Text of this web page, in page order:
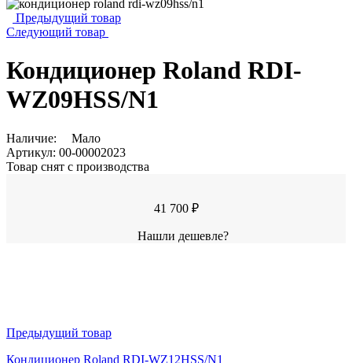
Предыдущий товар
Следующий товар
Кондиционер Roland RDI-
WZ09HSS/N1
Наличие:
Мало
Артикул: 00-00002023
Товар снят с производства
41 700 ₽
Нашли дешевле?
Предыдущий товар
Кондиционер Roland RDI-WZ12HSS/N1